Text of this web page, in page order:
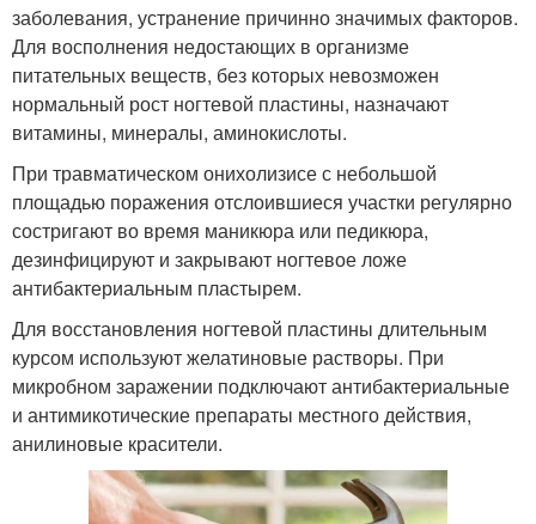
заболевания, устранение причинно значимых факторов.
Для восполнения недостающих в организме
питательных веществ, без которых невозможен
нормальный рост ногтевой пластины, назначают
витамины, минералы, аминокислоты.
При травматическом онихолизисе с небольшой
площадью поражения отслоившиеся участки регулярно
состригают во время маникюра или педикюра,
дезинфицируют и закрывают ногтевое ложе
антибактериальным пластырем.
Для восстановления ногтевой пластины длительным
курсом используют желатиновые растворы. При
микробном заражении подключают антибактериальные
и антимикотические препараты местного действия,
анилиновые красители.